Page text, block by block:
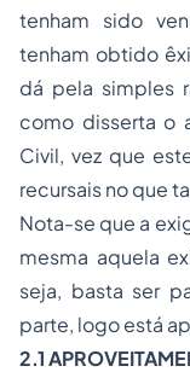
tenham sido
tenham obtido
dá pela simples
como disserta o
Civil, vez que
recursais no que
Nota-se que a
mesma aquela
seja, basta ser
parte, logo está
2.1